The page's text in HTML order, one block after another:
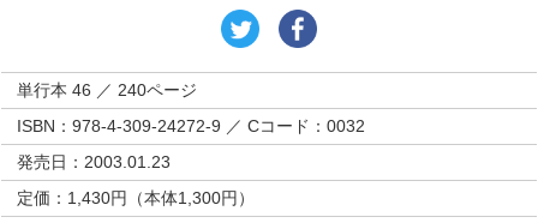
単行本 46 ／ 240ページ
ISBN：978-4-309-24272-9 ／ Cコード：0032
発売日：2003.01.23
定価：1,430円（本体1,300円）